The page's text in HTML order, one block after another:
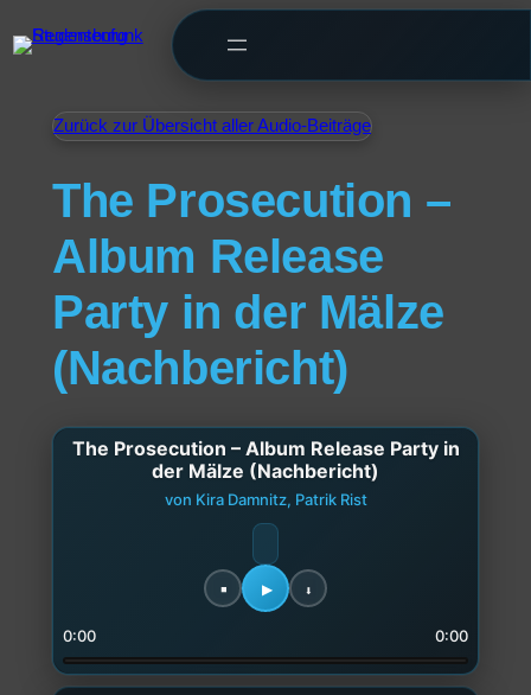
Zurück zur Übersicht aller Audio-Beiträge
The Prosecution –
Album Release
Party in der Mälze
(Nachbericht)
The Prosecution – Album Release Party in
der Mälze (Nachbericht)
von Kira Damnitz, Patrik Rist
0:00 0:00